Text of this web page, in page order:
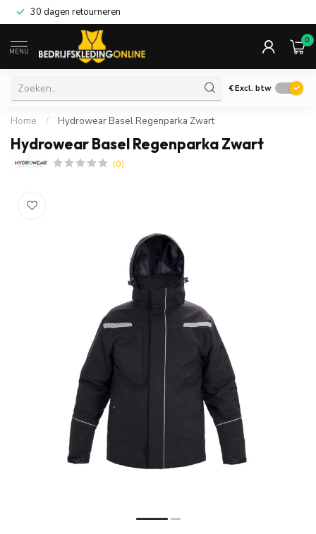
30 dagen retourneren
MENU
0
€Excl. btw
Home / Hydrowear Basel Regenparka Zwart
Hydrowear Basel Regenparka Zwart
(0)